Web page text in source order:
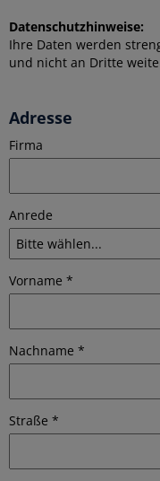
Datenschutzhinweise:
Ihre Daten werden
und nicht an Dritte
Adresse
Firma
Anrede
Vorname *
Nachname *
Straße *